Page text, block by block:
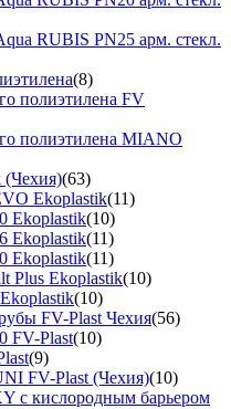
RUBIS PN25 арм. стекл.
(8)
полиэтилена FV
полиэтилена MIANO
(63)
Ekoplastik(11)
Ekoplastik(10)
Ekoplastik(11)
Ekoplastik(11)
Plus Ekoplastik(10)
(10)
FV-Plast Чехия(56)
FV-Plast(10)
(9)
FV-Plast (Чехия)(10)
с кислородным барьером